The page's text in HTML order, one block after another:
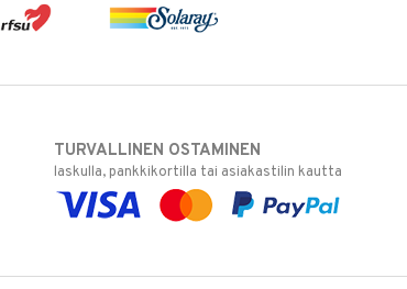
TURVALLINEN OSTAMINEN
laskulla, pankkikortilla tai asiakastilin kautta